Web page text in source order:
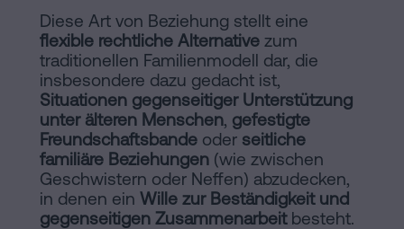
Diese Art von Beziehung stellt eine
flexible rechtliche Alternative zum
traditionellen Familienmodell dar, die
insbesondere dazu gedacht ist,
Situationen gegenseitiger Unterstützung
unter älteren Menschen, gefestigte
Freundschaftsbande oder seitliche
familiäre Beziehungen (wie zwischen
Geschwistern oder Neffen) abzudecken,
in denen ein Wille zur Beständigkeit und
gegenseitigen Zusammenarbeitbesteht.